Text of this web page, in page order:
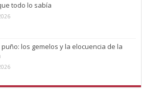
todo lo sabía
puño: los gemelos y la elocuencia de la